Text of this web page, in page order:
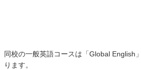
同校の一般英語コースは「Global English
ります。